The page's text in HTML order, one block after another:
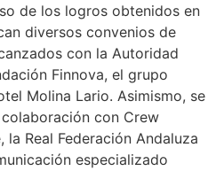
de los logros obtenidos en
diversos convenios de
con la Autoridad
Finnova, el grupo
Molina Lario. Asimismo, se
con Crew
Real Federación Andaluza
especializado